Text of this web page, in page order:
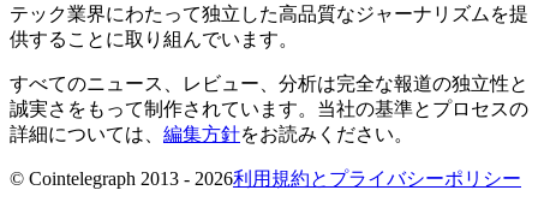
テック業界にわたって独立した高品質なジャーナリズムを提
供することに取り組んでいます。
すべてのニュース、レビュー、分析は完全な報道の独立性と
誠実さをもって制作されています。当社の基準とプロセスの
詳細については、 編集方針をお読みください。
© Cointelegraph 2013 - 2026利用規約とプライバシーポリシー